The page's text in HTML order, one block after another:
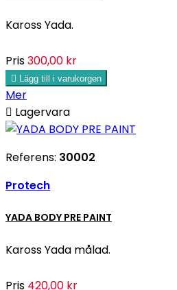
Kaross Yada.
Pris300,00 kr
 Lägg till i varukorgen
Mer
 Lagervara
Referens: 30002
Protech
YADA BODY PRE PAINT
Kaross Yada målad.
Pris 420,00 kr